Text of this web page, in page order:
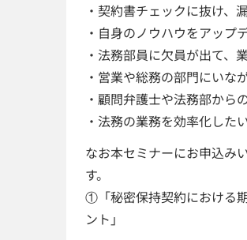
・契約書チェックに抜け、
・自身のノウハウをアップ
・法務部員に欠員が出て、
・営業や総務の部門にいな
・顧問弁護士や法務部から
・法務の業務を効率化した
なお本セミナーにお申込み
す。
①「秘密保持契約における
ント」